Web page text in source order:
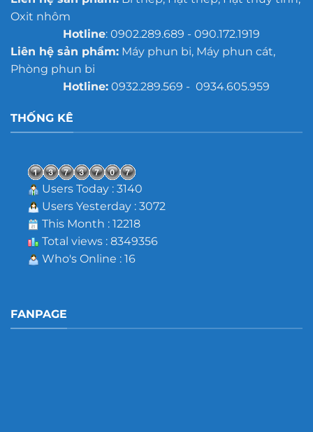
Oxit nhôm
Hotline: 0902.289.689 - 090.172.1919
Liên hệ sản phẩm:Máy phun bi, Máy phun cát,
Phòng phun bi
Hotline:0932.289.569 - 0934.605.959
THỐNG KÊ
Users Today : 3140
Users Yesterday : 3072
This Month : 12218
Total views : 8349356
Who's Online : 16
FANPAGE